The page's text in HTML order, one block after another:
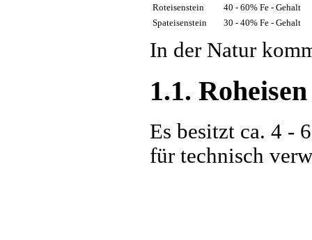
Roteisenstein
40 - 60% Fe - Gehalt
Spateisenstein
30 - 40% Fe - Gehalt
In der Natur
1.1. Roheisen
Es besitzt ca. 4 -
für technisch